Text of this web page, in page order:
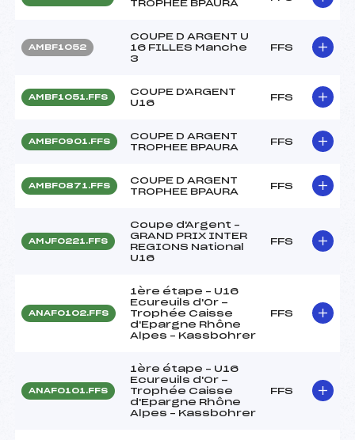
TROPHEE BPAURA
AMBF1052
COUPE D ARGENT U
16 FILLES Manche
3
FFS
AMBF1051.FFS
COUPE D'ARGENT
U16
FFS
AMBF0901.FFS
COUPE D ARGENT
TROPHEE BPAURA
FFS
AMBF0871.FFS
COUPE D ARGENT
TROPHEE BPAURA
FFS
AMJF0221.FFS
Coupe d'Argent –
GRAND PRIX INTER
REGIONS National
U16
FFS
ANAF0102.FFS
1ère étape – U16
Ecureuils d'Or -
Trophée Caisse
d'Epargne Rhône
Alpes – Kassbohrer
FFS
ANAF0101.FFS
1ère étape – U16
Ecureuils d'Or -
Trophée Caisse
d'Epargne Rhône
Alpes – Kassbohrer
FFS